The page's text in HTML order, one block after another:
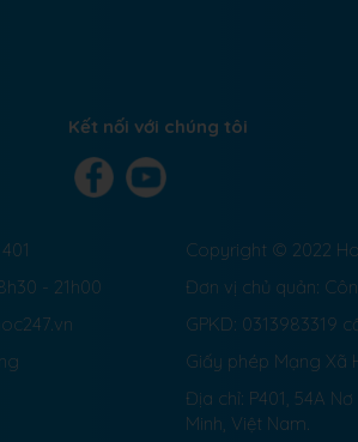
Kết nối với chúng tôi
- 21h00
Copyright © 2022
Đơn vị chủ quản:
GPKD: 0313983319
Giấy phép Mạng Xã
Địa chỉ: P401, 54A
Minh, Việt Nam.